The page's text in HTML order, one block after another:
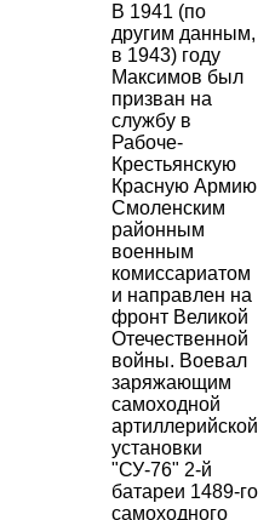
В 1941 (по
другим данным,
в 1943) году
Максимов был
призван на
службу в
Рабоче-
Крестьянскую
Красную Армию
Смоленским
районным
военным
комиссариатом
и направлен на
фронт Великой
Отечественной
войны. Воевал
заряжающим
самоходной
артиллерийской
установки
"СУ-76" 2-й
батареи 1489-го
самоходного